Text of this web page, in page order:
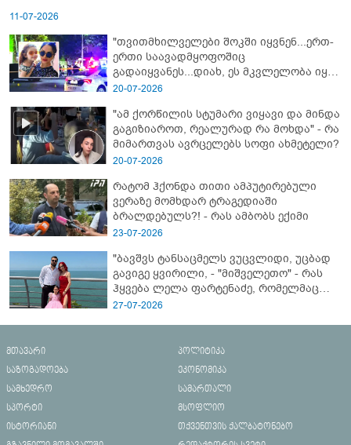
11-07-2026
"თვითმხილველები შოკში იყვნენ...ერთ-
ერთი საავადმყოფოშიც
გადაიყვანეს...დიახ, ეს მკვლელობა იყო"
- გორში დატრიალებული ტრაგედიის
20-07-2026
"ამ ქორწილის სტუმარი ვიყავი და მინდა
გაგიზიაროთ, რეალურად რა მოხდა" - რა
მიმართვას ავრცელებს სოფი ახმეტელი?
20-07-2026
რატომ ჰქონდა თითი ამპუტირებული
ვერაზე მომხდარ ტრაგედიაში
ბრალდებულს?! - რას ამბობს ექიმი
23-07-2026
"ბავშვს ტანსაცმელს ვუცვლიდი, უცბად
გავიგე ყვირილი, - "მიშველეთო" - რას
ჰყვება ლელა ფარტენაძე, რომელმაც
ბათუმში 16 წლის ბიჭი ზღვაში
27-07-2026
მთავარი
პოლიტიკა
საზოგადოება
ეკონომიკა
სამხედრო
სამართალი
სპორტი
მსოფლიო
ისტორიანი
თქვენთვის ქალბატონებო